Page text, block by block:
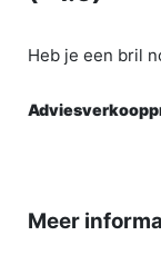
Heb je een bril
Meer